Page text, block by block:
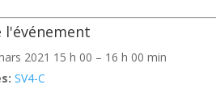
l'événement
2021 15 h 00 – 16 h 00 min
SV4-C